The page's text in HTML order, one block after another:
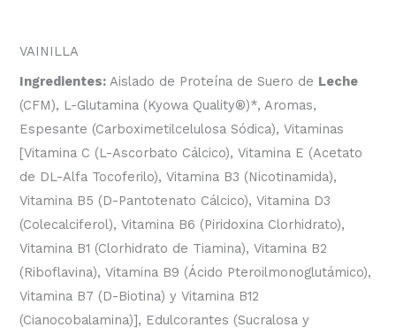
VAINILLA
Ingredientes:Aislado de Proteína de Suero de Leche
(CFM), L-Glutamina (Kyowa Quality®)*, Aromas,
Espesante (Carboximetilcelulosa Sódica), Vitaminas
[Vitamina C (L-Ascorbato Cálcico), Vitamina E (Acetato
de DL-Alfa Tocoferilo), Vitamina B3 (Nicotinamida),
Vitamina B5 (D-Pantotenato Cálcico), Vitamina D3
(Colecalciferol), Vitamina B6 (Piridoxina Clorhidrato),
Vitamina B1 (Clorhidrato de Tiamina), Vitamina B2
(Riboflavina), Vitamina B9 (Ácido Pteroilmonoglutámico),
Vitamina B7 (D-Biotina) y Vitamina B12
(Cianocobalamina)], Edulcorantes (Sucralosa y